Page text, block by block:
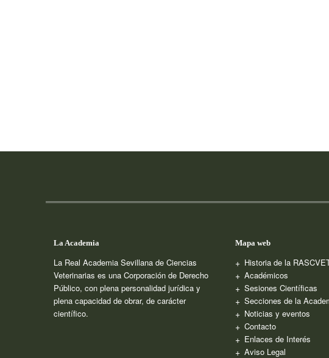
La Academia
La Real Academia Sevillana de Ciencias
Veterinarias es una Corporación de Derecho
Público, con plena personalidad jurídica y
plena capacidad de obrar, de carácter
científico.
Mapa web
Historia de la
Académicos
Sesiones Científicas
Secciones de la
Noticias y eventos
Contacto
Enlaces de Interés
Aviso Legal